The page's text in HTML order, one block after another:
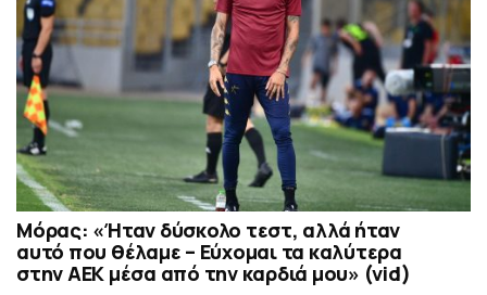
Μόρας: «Ήταν δύσκολο τεστ, αλλά ήταν
αυτό που θέλαμε – Εύχομαι τα καλύτερα
στην ΑΕΚ μέσα από την καρδιά μου» (vid)